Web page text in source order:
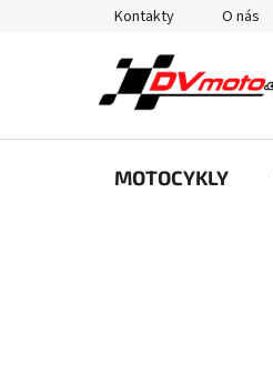
Kontakty O nás
MOTOCYKLY